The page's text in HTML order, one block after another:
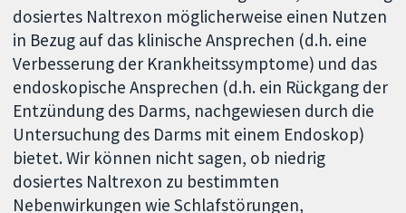
dosiertes Naltrexon möglicherweise einen Nutzen
in Bezug auf das klinische Ansprechen (d.h. eine
Verbesserung der Krankheitssymptome) und das
endoskopische Ansprechen (d.h. ein Rückgang der
Entzündung des Darms, nachgewiesen durch die
Untersuchung des Darms mit einem Endoskop)
bietet. Wir können nicht sagen, ob niedrig
dosiertes Naltrexon zu bestimmten
Nebenwirkungen wie Schlafstörungen,